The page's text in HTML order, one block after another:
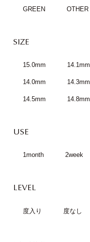
GREEN OTHER
SIZE
15.0mm 14.1mm
14.0mm 14.3mm
14.5mm 14.8mm
USE
1month 2week
LEVEL
度入り 度なし